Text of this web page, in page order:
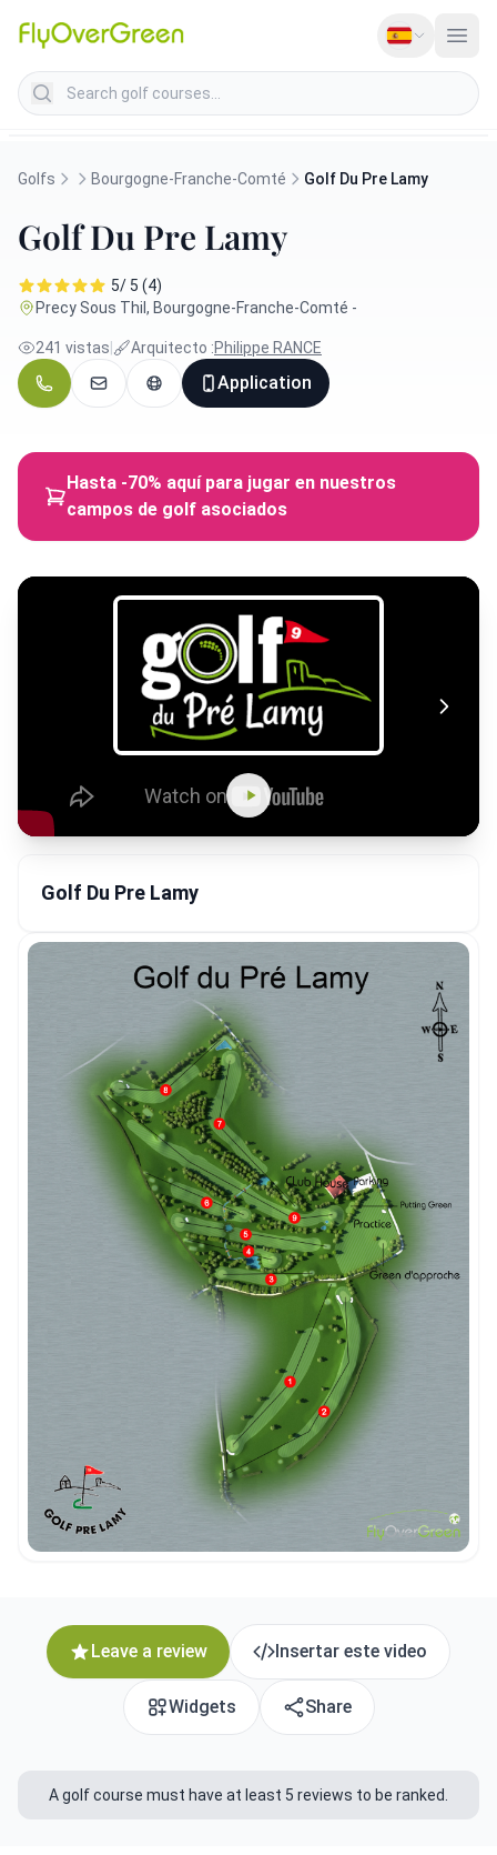
Search golf courses
Golfs Bourgogne-Franche-Comté Golf Du Pre Lamy
Golf Du Pre Lamy
5/ 5 (4)
Precy Sous Thil, Bourgogne-Franche-Comté -
241 vistas Arquitecto :Philippe RANCE
Application
Hasta -70% aquí para jugar en nuestros
campos de golf asociados
Golf Du Pre Lamy
Leave a review Insertar este video
Widgets Share
A golf course must have at least 5 reviews to be ranked.